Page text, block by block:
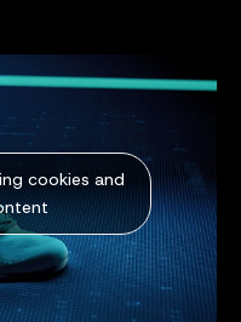
cookies and